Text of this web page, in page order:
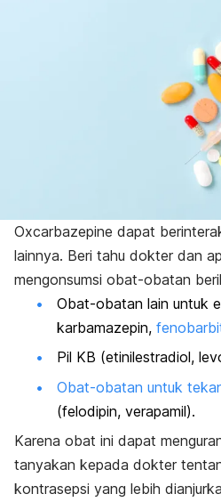
Oxcarbazepine dapat
lainnya. Beri tahu dokter dan
mengonsumsi obat-obatan
Obat-obatan lain untuk
karbamazepin,
Pil KB (etinilestradiol,
Obat-obatan untuk
(felodipin, verapamil).
Karena obat ini dapat
tanyakan kepada dokter
kontrasepsi yang lebih